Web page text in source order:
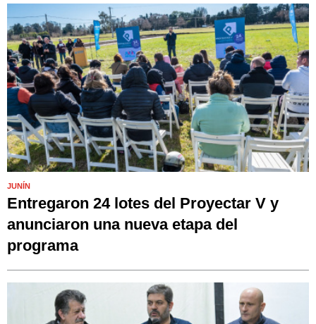
JUNÍN
Entregaron 24 lotes del Proyectar V y
anunciaron una nueva etapa del
programa